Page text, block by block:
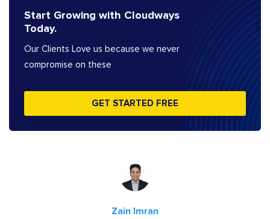
Start Growing with Cloudways
Today.
Our Clients Love us because we never
compromise on these
GET STARTED FREE
Zain Imran